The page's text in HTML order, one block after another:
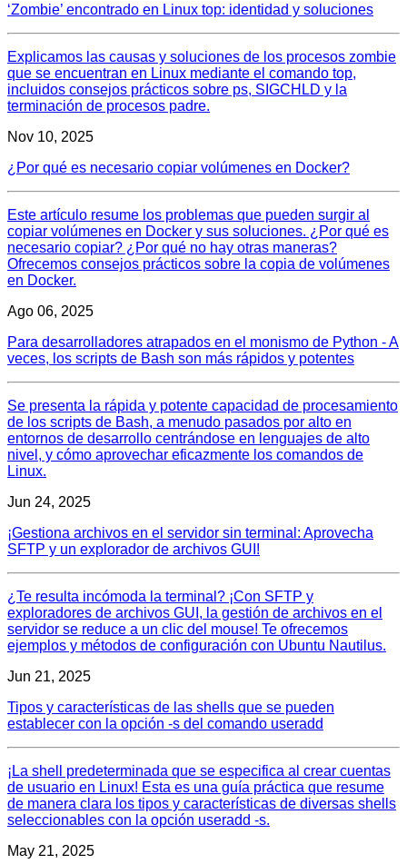
‘Zombie’ encontrado en Linux top: identidad y soluciones
Explicamos las causas y soluciones de los procesos zombie
que se encuentran en Linux mediante el comando top,
incluidos consejos prácticos sobre ps, SIGCHLD y la
terminación de procesos padre.
Nov 10, 2025
¿Por qué es necesario copiar volúmenes en Docker?
Este artículo resume los problemas que pueden surgir al
copiar volúmenes en Docker y sus soluciones. ¿Por qué es
necesario copiar? ¿Por qué no hay otras maneras?
Ofrecemos consejos prácticos sobre la copia de volúmenes
en Docker.
Ago 06, 2025
Para desarrolladores atrapados en el monismo de Python - A
veces, los scripts de Bash son más rápidos y potentes
Se presenta la rápida y potente capacidad de procesamiento
de los scripts de Bash, a menudo pasados por alto en
entornos de desarrollo centrándose en lenguajes de alto
nivel, y cómo aprovechar eficazmente los comandos de
Linux.
Jun 24, 2025
¡Gestiona archivos en el servidor sin terminal: Aprovecha
SFTP y un explorador de archivos GUI!
¿Te resulta incómoda la terminal? ¡Con SFTP y
exploradores de archivos GUI, la gestión de archivos en el
servidor se reduce a un clic del mouse! Te ofrecemos
ejemplos y métodos de configuración con Ubuntu Nautilus.
Jun 21, 2025
Tipos y características de las shells que se pueden
establecer con la opción -s del comando useradd
¡La shell predeterminada que se especifica al crear cuentas
de usuario en Linux! Esta es una guía práctica que resume
de manera clara los tipos y características de diversas shells
seleccionables con la opción useradd -s.
May 21, 2025